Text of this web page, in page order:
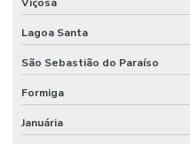
Lagoa Santa
São Sebastião do Paraíso
Formiga
Januária